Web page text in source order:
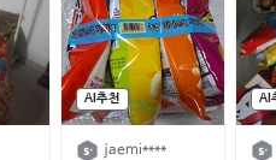
AI추천
jaemi****
AI